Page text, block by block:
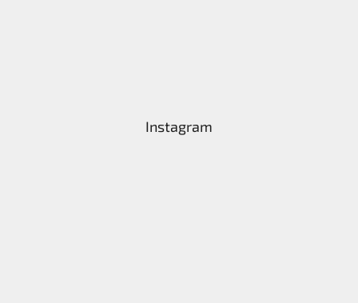
Instagram